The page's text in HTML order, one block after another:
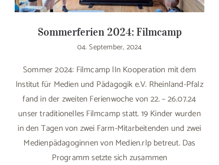
Sommerferien 2024: Filmcamp
04. September, 2024
Sommer 2024: Filmcamp |In Kooperation mit dem
Institut für Medien und Pädagogik e.V. Rheinland-Pfalz
fand in der zweiten Ferienwoche von 22. – 26.07.24
unser traditionelles Filmcamp statt. 19 Kinder wurden
in den Tagen von zwei Farm-Mitarbeitenden und zwei
Medienpädagoginnen von Medien.rlp betreut. Das
Programm setzte sich zusammen